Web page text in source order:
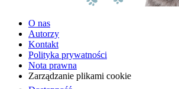
O nas
Autorzy
Kontakt
Polityka prywatności
Nota prawna
Zarządzanie plikami cookie